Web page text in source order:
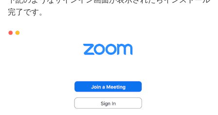
完了です。